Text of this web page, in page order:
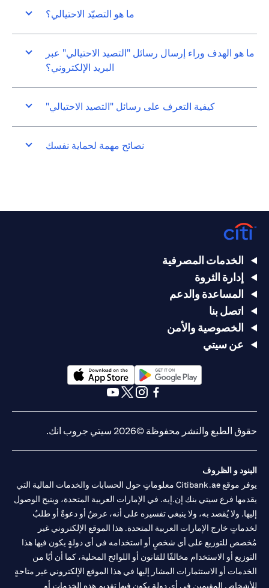
ما هو التصيّد الاحتيالي؟
ما هو الهدف وراء إرسال رسائل "التصيد الاحتيالي" عبر
البريد الإلكتروني؟
كيفية التعرف على رسائل "التصيد الاحتيالي"
نصائح مهمة لحماية نفسك
الخدمات المصرفية
إدارة الثروة
المساعدة والدعم
اتصل بنا
الخصوصية والأمن
عن سيتي
(opens in a new tab)
حقوق الطبع والنشر محفوظة ©2026 سيتي جروب انك.
البنود و الظروف
يوفر موقع Citibank.ae معلوماتٍ حول الحسابات والخدمات المالية التي
يقدمها فرع سيتي بنك إن.إيه. في الإمارات العربية المتحدة، ويتيح الوصول
إليها. ولا يُقصد به، ولا ينبغي تفسيره على أنه، عرضٌ أو دعوةٌ أو طلبٌ
لخدماتٍ خارج الإمارات العربية المتحدة. هذا الموقع الإلكتروني غير
مُخصص للتوزيع على أي شخصٍ أو استخدامه في أي دولةٍ يكون فيها هذا
التوزيع أو الاستخدام مخالفًا للقانون أو اللوائح المحلية، كما أن أيًا من
الخدمات أو الاستثمارات المشار إليها في هذا الموقع الإلكتروني غير متاحةٍ
للأشخاص المقيمين في أي دولةٍ يكون فيها تقديم هذه الخدمات أو